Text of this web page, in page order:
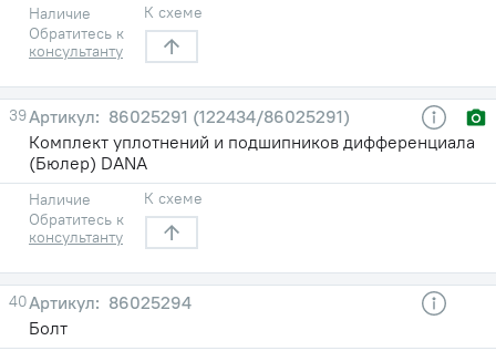
Наличие
Обратитесь к
консультанту
К схеме
39
86025291 (122434/86025291)
Комплект уплотнений и подшипников дифференциала
(Бюлер) DANA
Наличие
Обратитесь к
консультанту
К схеме
40
86025294
Болт